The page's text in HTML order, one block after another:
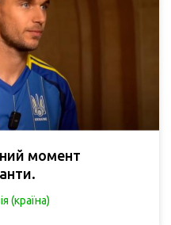
момент
(країна)